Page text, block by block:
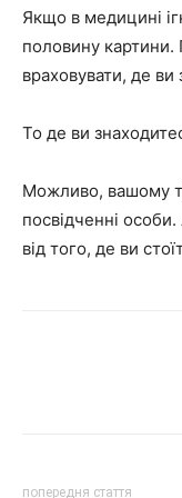
Якщо в медицині
половину картини.
враховувати, де
То де ви
Можливо, вашому
посвідченні
від того, де ви
попередня стаття